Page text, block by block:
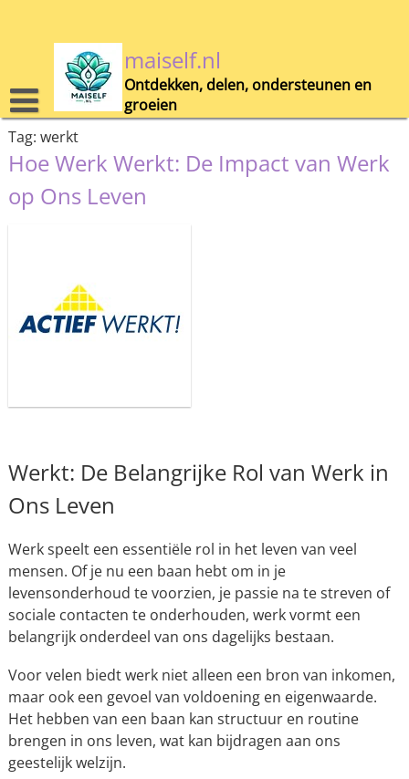
maiself.nl
Ontdekken, delen, ondersteunen en
groeien
Tag: werkt
Hoe Werk Werkt: De Impact van Werk
op Ons Leven
Werkt: De Belangrijke Rol van Werk in
Ons Leven
Werk speelt een essentiële rol in het leven van veel
mensen. Of je nu een baan hebt om in je
levensonderhoud te voorzien, je passie na te streven of
sociale contacten te onderhouden, werk vormt een
belangrijk onderdeel van ons dagelijks bestaan.
Voor velen biedt werk niet alleen een bron van inkomen,
maar ook een gevoel van voldoening en eigenwaarde.
Het hebben van een baan kan structuur en routine
brengen in ons leven, wat kan bijdragen aan ons
geestelijk welzijn.